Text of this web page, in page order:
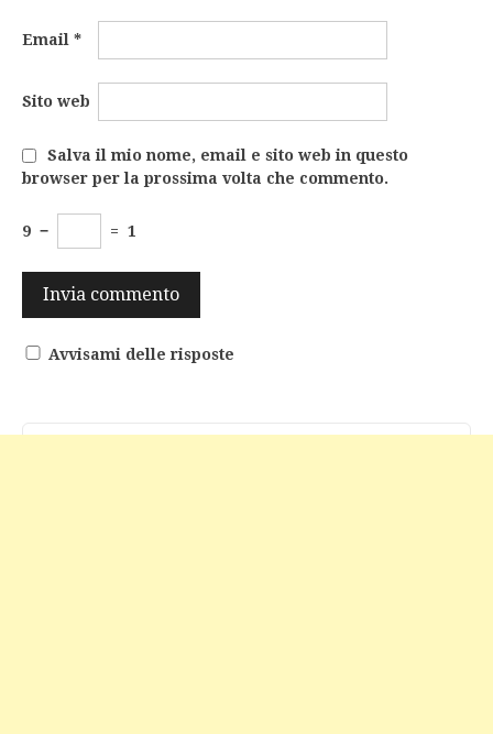
Email *
Sito web
Salva il mio nome, email e sito web in questo
browser per la prossima volta che commento.
9 − = 1
Avvisami delle risposte